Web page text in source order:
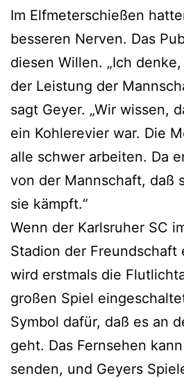
Im Elfmeterschießen
besseren Nerven. Das
diesen Willen. „Ich
der Leistung der
sagt Geyer. „Wir wissen,
ein Kohlerevier war. Die
alle schwer arbeiten. Da
von der Mannschaft, daß
sie kämpft.“
Wenn der Karlsruher SC
Stadion der Freundschaft
wird erstmals die
großen Spiel
Symbol dafür, daß es an
geht. Das Fernsehen
senden, und Geyers